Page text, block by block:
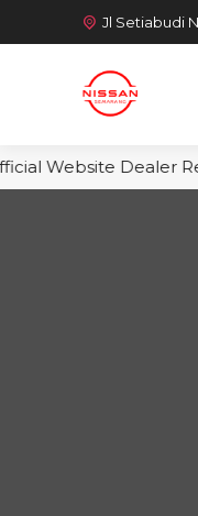
Jl Setiabudi
Website Dealer